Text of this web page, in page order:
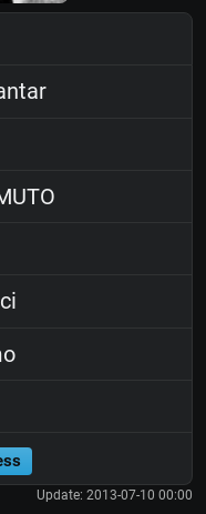
Update: 2013-07-10 00:00